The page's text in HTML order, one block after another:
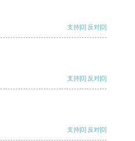
支持[0] 反对[0]
支持[0] 反对[0]
支持[0] 反对[0]